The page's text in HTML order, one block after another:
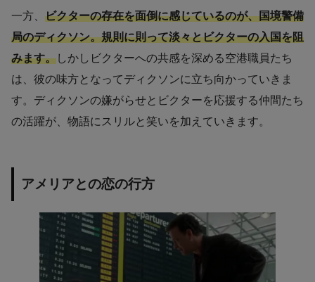
一方、 ビクターの存在を面倒に感じているのが、国境警備
局のディクソン。規則に則って淡々とビクターの入国を阻
みます。しかしビクターへの共感を深める空港職員たち
は、彼の味方となってディクソンに立ち向かっていきま
す。ディクソンの嫌がらせとビクターを応援する仲間たち
の活躍が、物語にスリルと笑いを加えていきます。
アメリアとの恋の行方